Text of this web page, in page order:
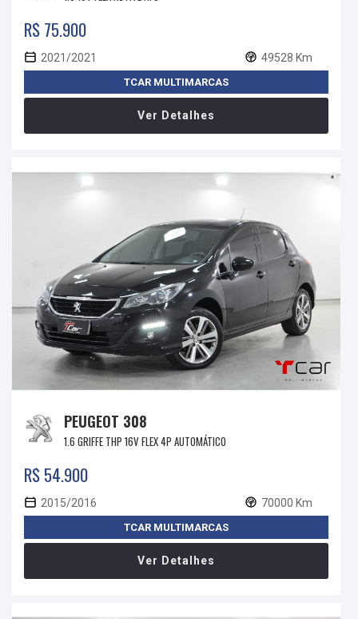
R$ 75.900
2021/2021 49528 Km
TCAR MULTIMARCAS
Ver Detalhes
PEUGEOT 308
1.6 GRIFFE THP 16V FLEX 4P AUTOMÁTICO
R$ 54.900
2015/2016 70000 Km
TCAR MULTIMARCAS
Ver Detalhes